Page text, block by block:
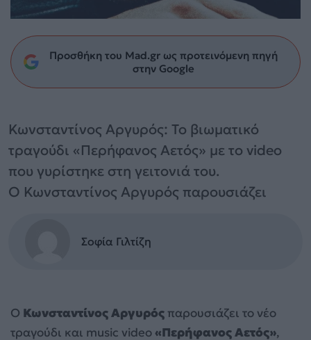
Προσθήκη του Mad.gr ως προτεινόμενη πηγή
στην Google
Κωνσταντίνος Αργυρός: Το βιωματικό
τραγούδι «Περήφανος Αετός» με το video
που γυρίστηκε στη γειτονιά του.
Ο Κωνσταντίνος Αργυρός παρουσιάζει
Σοφία Γιλτίζη
Ο Κωνσταντίνος Αργυρός παρουσιάζει το νέο
τραγούδι και music video«Περήφανος Αετός»,